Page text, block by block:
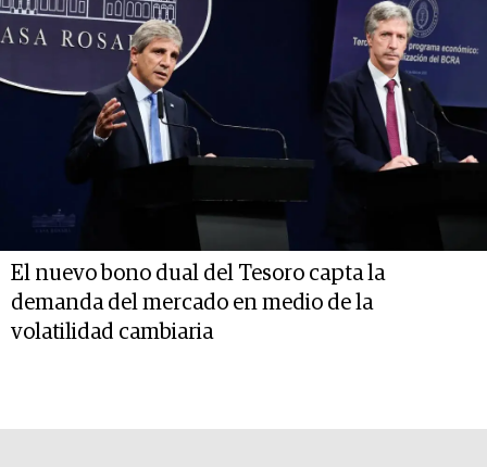
El nuevo bono dual del Tesoro capta la
demanda del mercado en medio de la
volatilidad cambiaria